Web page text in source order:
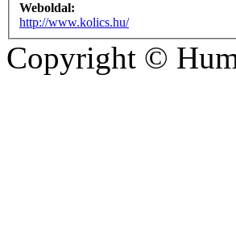
Weboldal:
http://www.kolics.hu/
Copyright ©